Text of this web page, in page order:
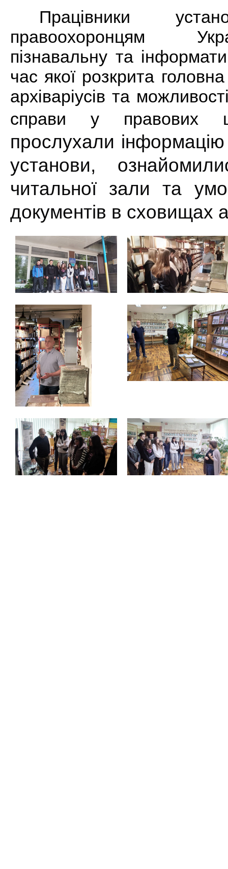
Працівники
правоохоронцям
пізнавальну та
час якої розкрита
архіваріусів та
справи у правових
прослухали інформацію
установи,
читальної зали та
документів в сховищах